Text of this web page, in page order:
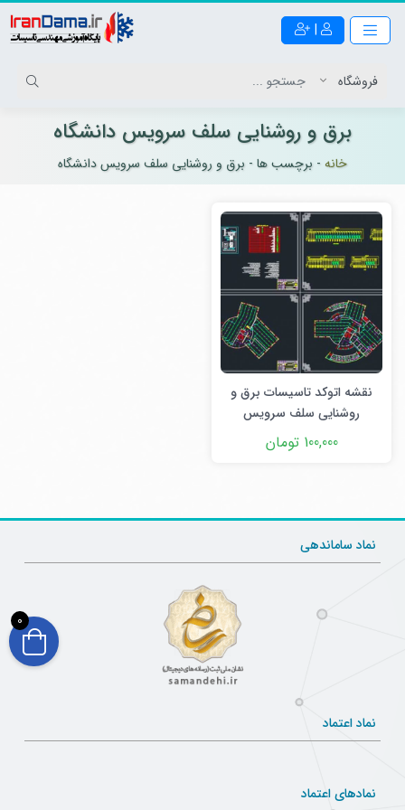
|
برق و روشنایی سلف سرویس دانشگاه
خانه - برچسب ها - برق و روشنایی سلف سرویس دانشگاه
نقشه اتوکد تاسیسات برق و
روشنایی سلف سرویس
دانشگاه100,000 تومان
نماد ساماندهی
نماد اعتماد
نمادهای اعتماد
0